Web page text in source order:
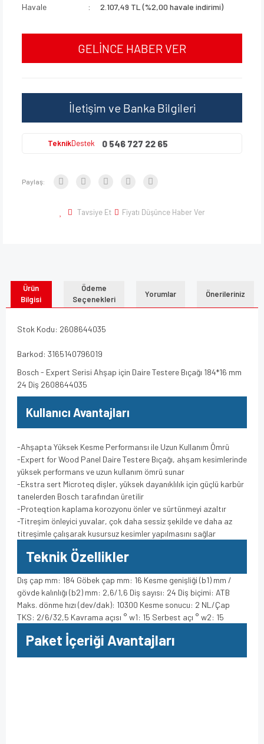
Havale
2.107,49 TL (%2,00 havale indirimi)
GELİNCE HABER VER
İletişim ve Banka Bilgileri
TeknikDestek 0 546 727 22 65
Paylaş:
Tavsiye Et Fiyatı Düşünce Haber Ver
Ürün
Bilgisi
Ödeme
Seçenekleri
Yorumlar Önerileriniz
Stok Kodu: 2608644035
Barkod: 3165140796019
Bosch - Expert Serisi Ahşap için Daire Testere Bıçağı 184*16 mm
24 Diş 2608644035
Kullanıcı Avantajları
-Ahşapta Yüksek Kesme Performansı ile Uzun Kullanım Ömrü
-Expert for Wood Panel Daire Testere Bıçağı, ahşam kesimlerinde
yüksek performans ve uzun kullanım ömrü sunar
-Ekstra sert Microteq dişler, yüksek dayanıklılık için güçlü karbür
tanelerden Bosch tarafından üretilir
-Proteqtion kaplama korozyonu önler ve sürtünmeyi azaltır
-Titreşim önleyici yuvalar, çok daha sessiz şekilde ve daha az
titreşimle çalışarak kusursuz kesimler yapılmasını sağlar
Teknik Özellikler
Dış çap mm: 184 Göbek çap mm: 16 Kesme genişliği (b1) mm /
gövde kalınlığı (b2) mm: 2,6/1,6 Diş sayısı: 24 Diş biçimi: ATB
Maks. dönme hızı (dev/dak): 10300 Kesme sonucu: 2 NL/Çap
TKS: 2/6/32,5 Kavrama açısı ° w1: 15 Serbest açı ° w2: 15
Paket İçeriği Avantajları